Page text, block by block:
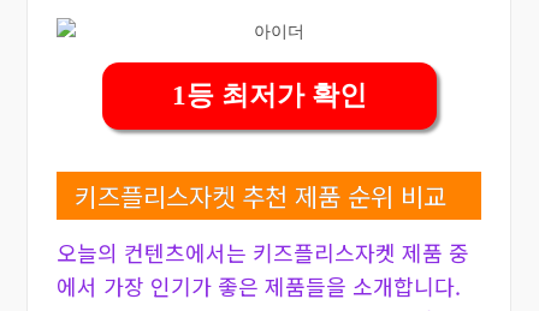
1등 최저가 확인
키즈플리스자켓 추천 제품 순위 비교
오늘의 컨텐츠에서는 키즈플리스자켓 제품 중
에서 가장 인기가 좋은 제품들을 소개합니다.